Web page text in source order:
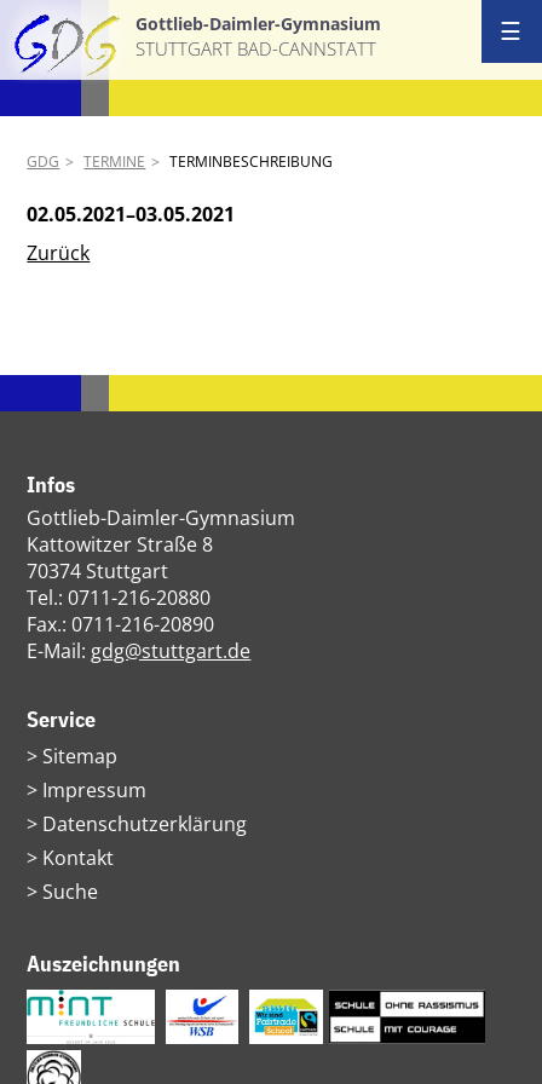
Gottlieb-Daimler-Gymnasium
STUTTGART BAD-CANNSTATT
GDG TERMINE TERMINBESCHREIBUNG
02.05.2021–03.05.2021
Zurück
☰
Infos
Gottlieb-Daimler-Gymnasium
Kattowitzer Straße 8
70374 Stuttgart
Tel.: 0711-216-20880
Fax.: 0711-216-20890
E-Mail: gdg@stuttgart.de
Service
Navigation
überspringen
Sitemap
Impressum
Datenschutzerklärung
Kontakt
Suche
Auszeichnungen